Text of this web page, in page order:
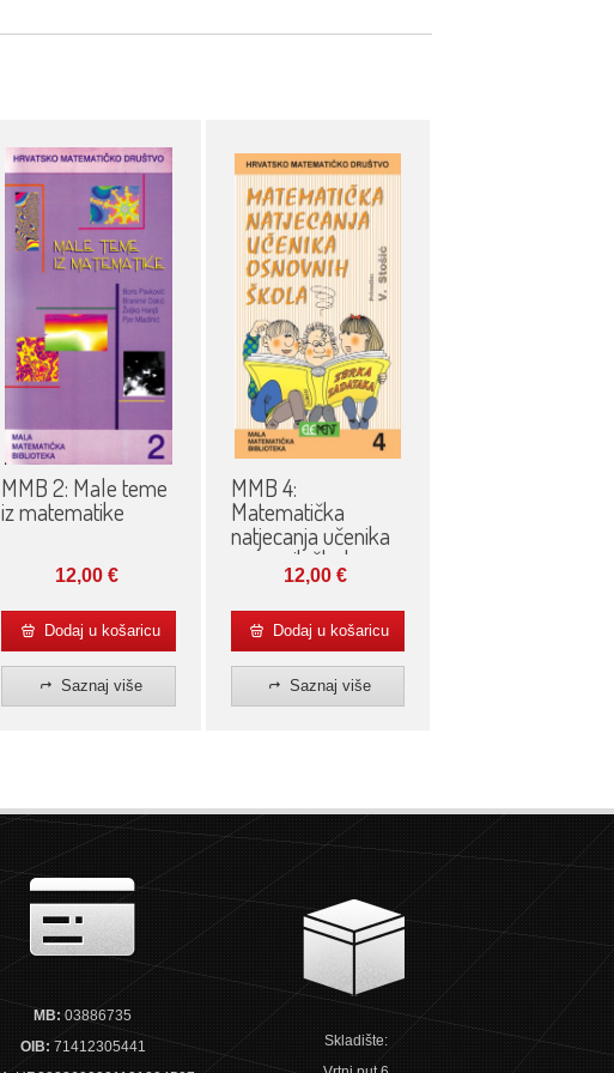
MMB 2: Male teme
iz matematike
12,00€
Dodaj u košaricu
Saznaj više
MMB 4:
Matematička
natjecanja učenika
osnovnih škola
12,00€
Dodaj u košaricu
Saznaj više
MB: 03886735
OIB: 71412305441
Skladište: